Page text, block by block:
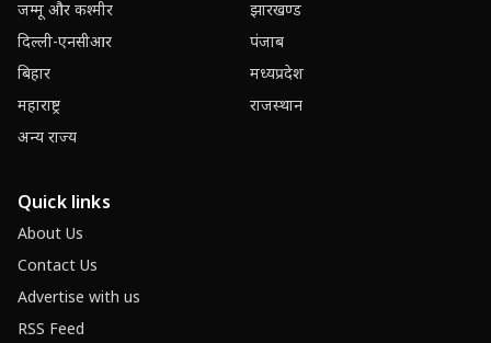
जम्मू और कश्मीर
झारखण्ड
दिल्ली-एनसीआर
पंजाब
बिहार
मध्यप्रदेश
महाराष्ट्र
राजस्थान
अन्य राज्य
Quick links
About Us
Contact Us
Advertise with us
RSS Feed